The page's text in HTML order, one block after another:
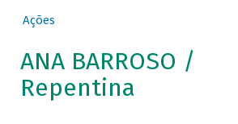
Ações
ANA BARROSO /
Repentina